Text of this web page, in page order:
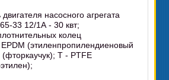
насосного агрегата
33 12/1А - 30 квт;
колец
(этиленпропилендиеновый
(фторкаучук); Т - PТFЕ